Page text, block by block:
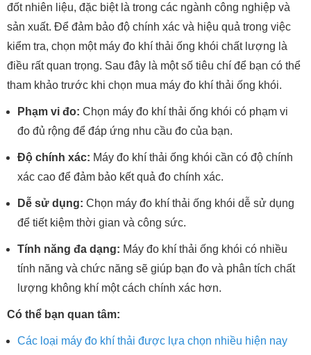
đốt nhiên liệu, đặc biệt là trong các ngành công nghiệp và
sản xuất. Để đảm bảo độ chính xác và hiệu quả trong việc
kiểm tra, chọn một máy đo khí thải ống khói chất lượng là
điều rất quan trọng. Sau đây là một số tiêu chí để bạn có thể
tham khảo trước khi chọn mua máy đo khí thải ống khói.
Phạm vi đo: Chọn máy đo khí thải ống khói có phạm vi
đo đủ rộng để đáp ứng nhu cầu đo của bạn.
Độ chính xác: Máy đo khí thải ống khói cần có độ chính
xác cao để đảm bảo kết quả đo chính xác.
Dễ sử dụng: Chọn máy đo khí thải ống khói dễ sử dụng
để tiết kiệm thời gian và công sức.
Tính năng đa dạng: Máy đo khí thải ống khói có nhiều
tính năng và chức năng sẽ giúp bạn đo và phân tích chất
lượng không khí một cách chính xác hơn.
Có thể bạn quan tâm:
Các loại máy đo khí thải được lựa chọn nhiều hiện nay